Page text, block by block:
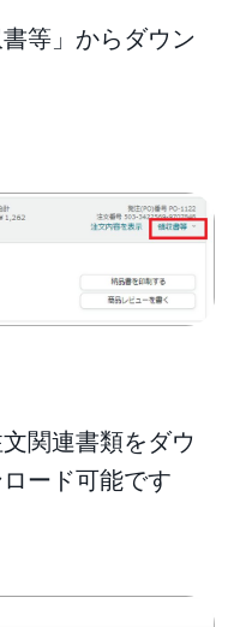
等」からダウン
関連書類をダウ
ード可能です